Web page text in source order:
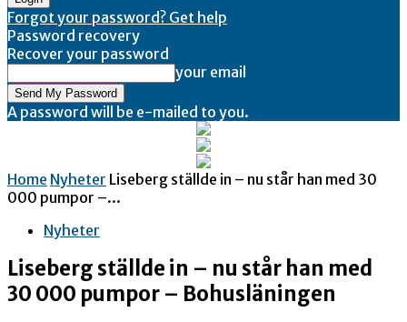
Forgot your password? Get help
Password recovery
Recover your password
your email
A password will be e-mailed to you.
Home Nyheter Liseberg ställde in – nu står han med 30
000 pumpor –...
Nyheter
Liseberg ställde in – nu står han med
30 000 pumpor – Bohusläningen